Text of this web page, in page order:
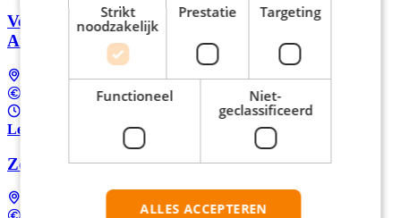
Verdien € 16 ,- als Medewerker klantenservice in
Amersfoort
Amersfoort
€16,00 per uur
Lees meer
Zomerbaan: Fulltime Machineoperator in Utrecht
Strikt
noodzakelijk
Prestatie Targeting
Functioneel
Niet-
geclassificeerd
ALLES ACCEPTEREN